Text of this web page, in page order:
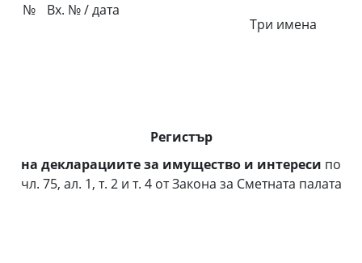
№
Вх. № / дата
Три имена
Регистър
на декларациите за имущество и интереси по
чл. 75, ал. 1, т. 2 и т. 4 от Закона за Сметната палата